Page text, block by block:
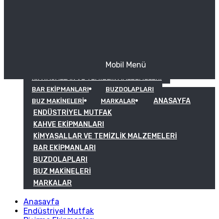
KIMYASALLAR VE TEMIZLIK MALZEMELERI
BAR EKIPMANLARI
BUZDOLAPLARI
BUZ MAKINELERI
MARKALAR
Mobil Menü
ANASAYFA
ENDÜSTRIYEL MUTFAK
KAHVE EKIPMANLARI
KIMYASALLAR VE TEMIZLIK MALZEMELERI
BAR EKIPMANLARI
BUZDOLAPLARI
BUZ MAKINELERI
MARKALAR
Anasayfa
Endüstriyel Mutfak